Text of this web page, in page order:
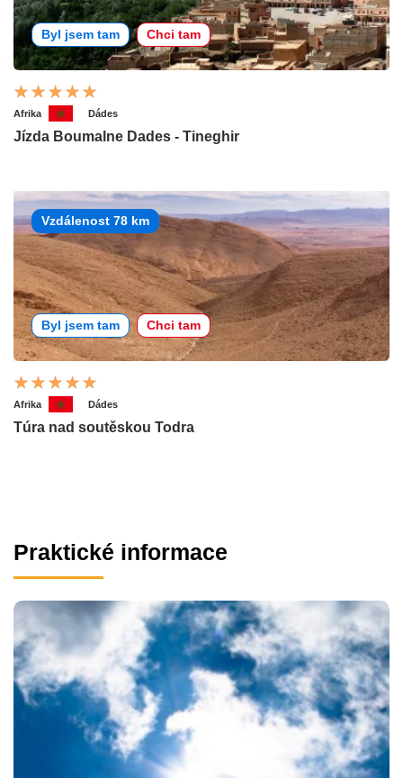
Byl jsem tam Chci tam
Afrika Dádes
Jízda Boumalne Dades - Tineghir
Vzdálenost 78 km
Byl jsem tam Chci tam
Afrika Dádes
Túra nad soutěskou Todra
Praktické informace